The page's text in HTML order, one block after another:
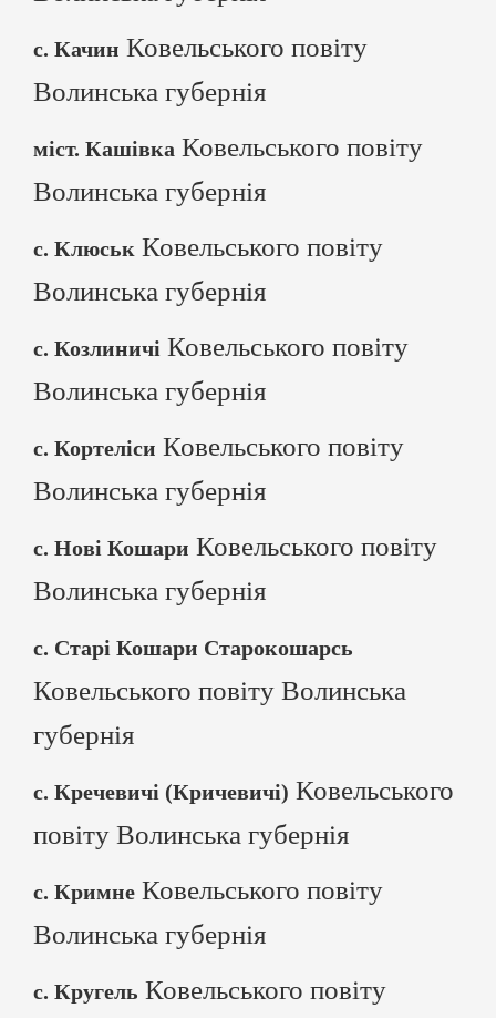
с. Качин Ковельського повіту
Волинська губернія
міст. Кашівка Ковельського повіту
Волинська губернія
с. Клюськ Ковельського повіту
Волинська губернія
с. Козлиничі Ковельського повіту
Волинська губернія
с. Кортеліси Ковельського повіту
Волинська губернія
с. Нові Кошари Ковельського повіту
Волинська губернія
с. Старі Кошари Старокошарсь
Ковельського повіту Волинська
губернія
с. Кречевичі (Кричевичі) Ковельського
повіту Волинська губернія
с. Кримне Ковельського повіту
Волинська губернія
с. Кругель Ковельського повіту